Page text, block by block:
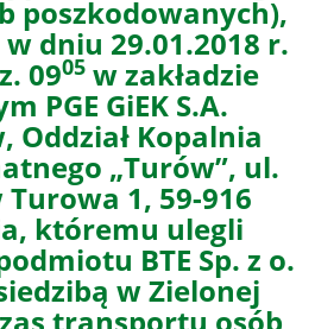
poszkodowanych),
dniu 29.01.2018 r.
0905w zakładzie
PGE GiEK S.A.
Oddział Kopalnia
„Turów”, ul.
1, 59-916
któremu ulegli
BTE Sp. z o.
w Zielonej